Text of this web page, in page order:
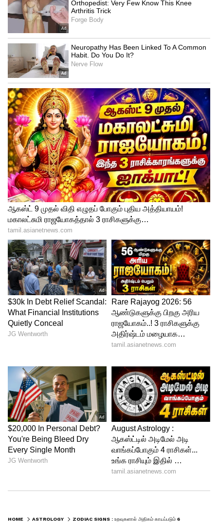
Related Articles
love astrology : காதலில் சொதப்பும்
அம்மாஞ்சியான 4 ராசிக்காரர்கள் இவங்க
தான்
எந்த ராசிக்காரர்கள் என்ன வழிபாடு
செய்தால் நினைத்தது நடக்கும்?
3
6
Image Credit :Getty
விருச்சிகம் (Scorpio) :
விருச்சிக ராசிக்காரர்கள் வெளியில்
கடினமாகத் தெரிந்தாலும், உள்ளுக்குள் மிக
மென்மையானவர்கள்.
நம்பியவர்களுக்காகத் தங்கள் உயிரையும்
கொடுப்பார்கள். ஆனால், இவர்களின்
கொள்ளாதவர்கள் இவர்களுக்குத் துரோகம்
செய்யும் போது, இவர்களின் மனம்
ஆழமாகக் காயமடைகிறது.
செவ்வாய்க்கிழமை தோறும் பைரவர்
வழிபாட்டை மேற்கொள்வது, மனக்
காயங்களில் இருந்து விரைவில் மீள
உதவும்.
HOME ASTROLOGY